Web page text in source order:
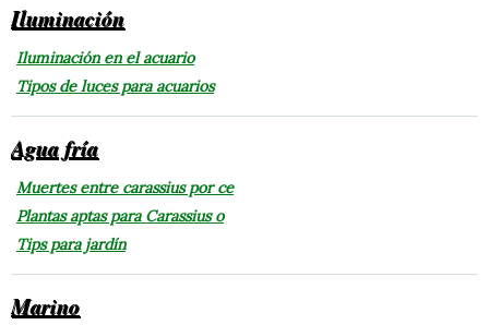
Iluminación
Iluminación en el acuario
Tipos de luces para acuarios
Agua fría
Muertes entre carassius por ce
Plantas aptas para Carassius o
Tips para jardín
Marino